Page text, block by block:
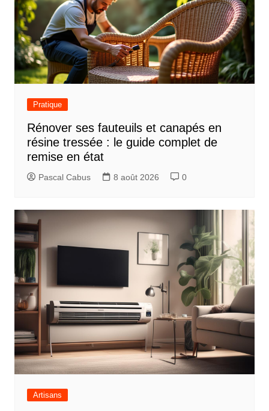
Pratique
Rénover ses fauteuils et canapés en
résine tressée : le guide complet de
remise en état
Pascal Cabus 8 août 2026 0
Artisans